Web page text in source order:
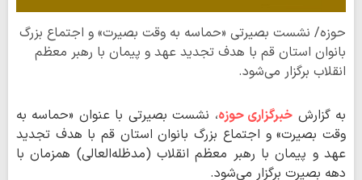
حوزه/ نشست بصیرتی «حماسه به وقت بصیرت» و اجتماع بزرگ
بانوان استان قم با هدف تجدید عهد و پیمان با رهبر معظم
انقلاب برگزار می‌شود.
به گزارش خبرگزاری حوزه، نشست بصیرتی با عنوان «حماسه به
وقت بصیرت» و اجتماع بزرگ بانوان استان قم با هدف تجدید
عهد و پیمان با رهبر معظم انقلاب (مدظله‌العالی) همزمان با
دهه بصیرت برگزار می‌شود.